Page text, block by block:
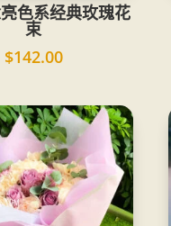
色系经典玫瑰花
束
$142.00